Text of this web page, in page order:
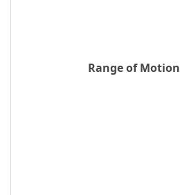
Range of Motion